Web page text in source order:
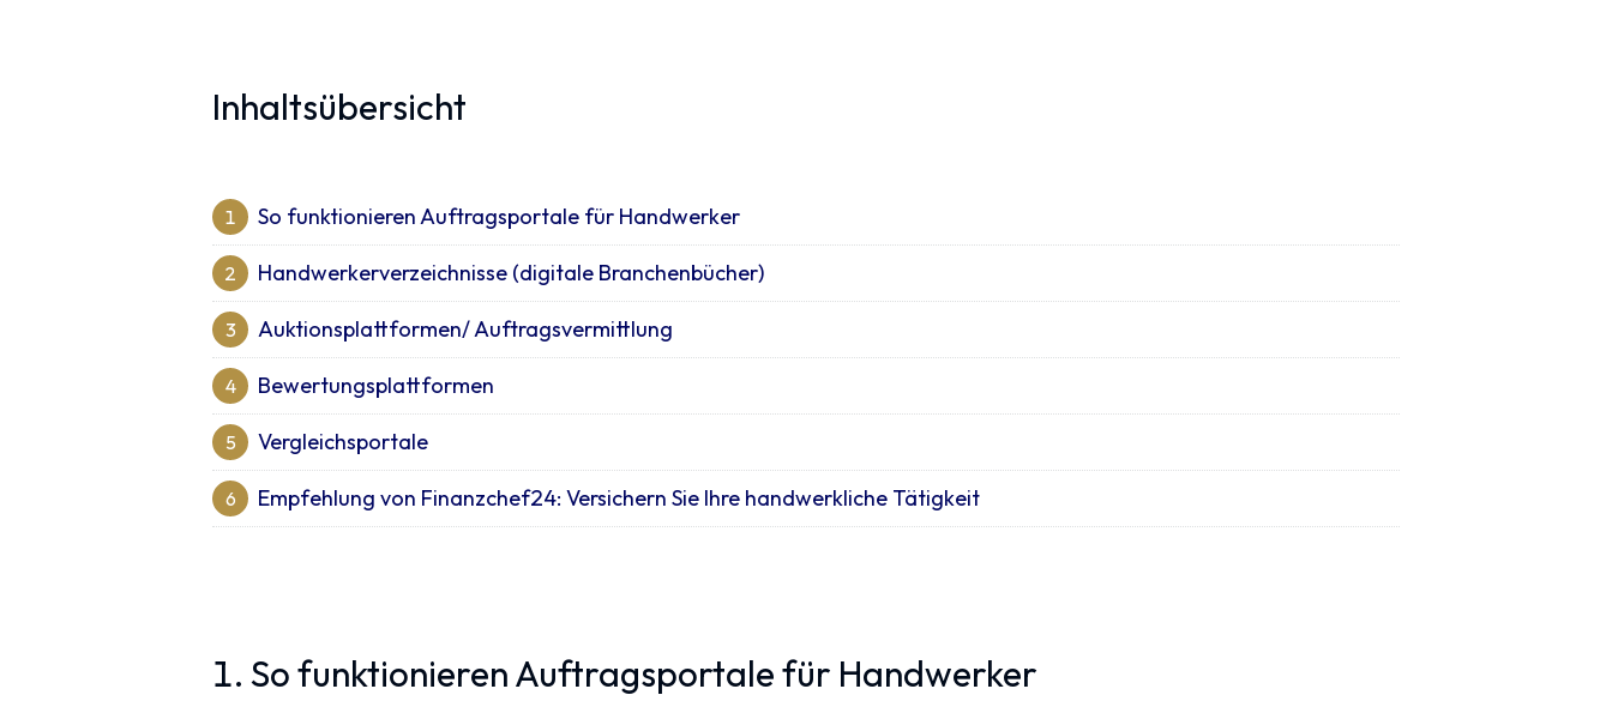
Inhaltsübersicht
1 So funktionieren Auftragsportale für Handwerker
2 Handwerkerverzeichnisse (digitale Branchenbücher)
3 Auktionsplattformen/ Auftragsvermittlung
4 Bewertungsplattformen
5 Vergleichsportale
6 Empfehlung von Finanzchef24: Versichern Sie Ihre handwerkliche Tätigkeit
1. So funktionieren Auftragsportale für Handwerker